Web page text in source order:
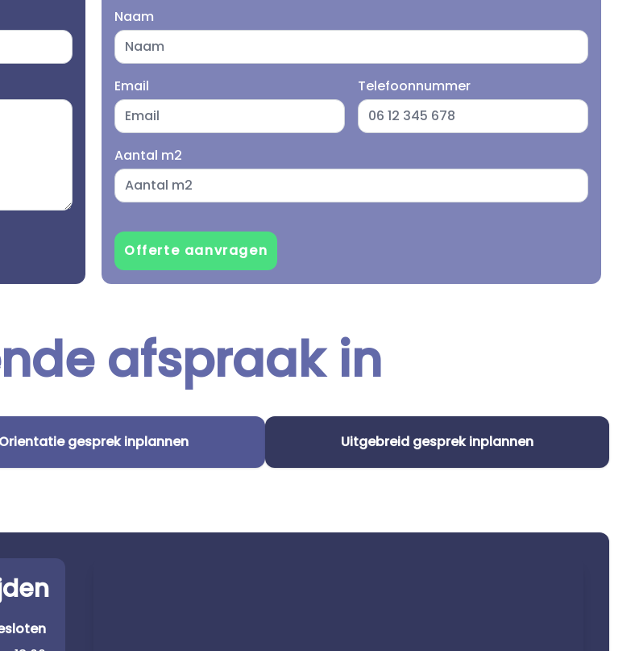
Naam
Email Telefoonnummer
Aantal m2
afspraak in
Orientatie gesprek inplannen Uitgebreid gesprek inplannen